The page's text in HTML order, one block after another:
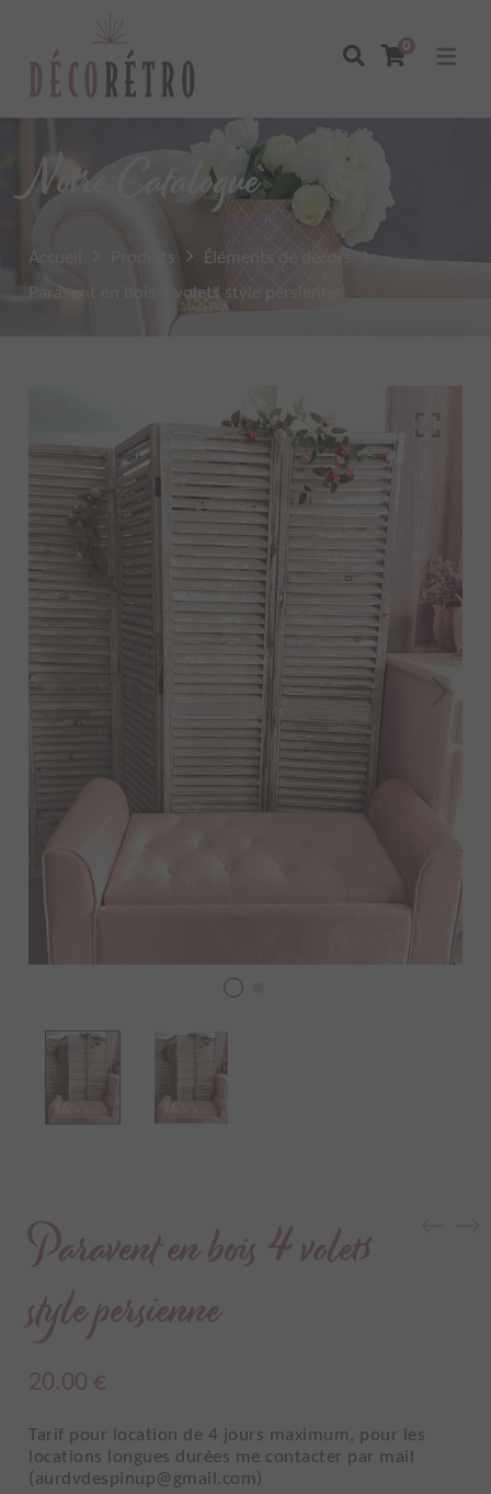
0
Notre Catalogue
Accueil Produits
Éléments de décors
Paravent en bois 4 volets style persienne
Paravent en bois 4 volets
style persienne
20.00 €
Tarif pour location de 4 jours maximum, pour les
locations longues durées me contacter par mail
(aurdvdespinup@gmail.com)